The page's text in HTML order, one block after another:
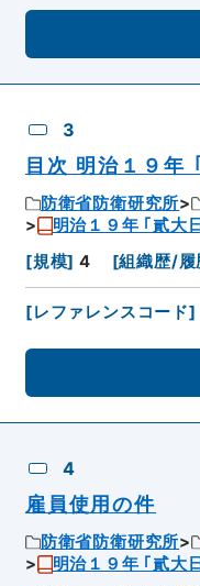
3
目次 明治１９年
防衛省防衛研究所
明治１９年 ｢貳大
[規模] 4 [組織歴/履
[レファレンスコード]
4
雇員使用の件
防衛省防衛研究所
明治１９年 ｢貳大